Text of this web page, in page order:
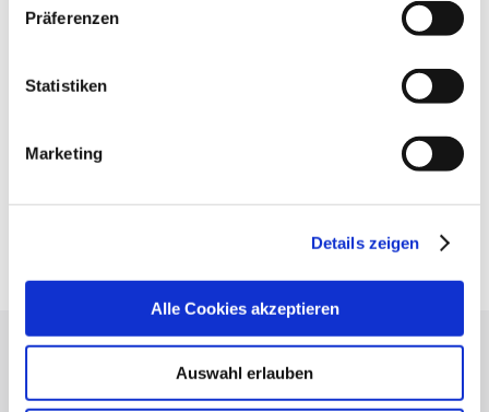
Präferenzen
Statistiken
Marketing
Details zeigen
Alle Cookies akzeptieren
Auswahl erlauben
Stuttgart Convention Bureau